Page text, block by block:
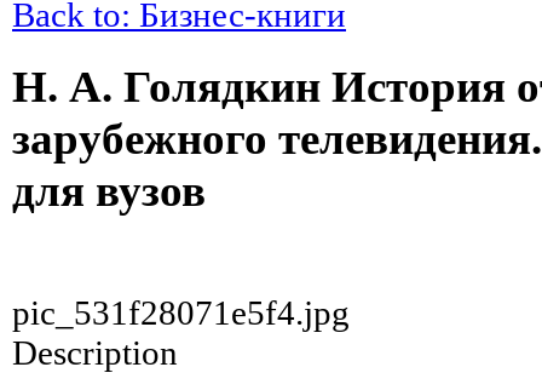
Back to: Бизнес-книги
Н. А. Голядкин История
зарубежного
для вузов
pic_531f28071e5f4.jpg
Description